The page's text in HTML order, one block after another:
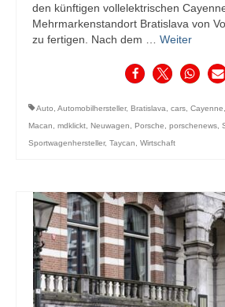
den künftigen vollelektrischen
Mehrmarkenstandort Bratislava von
zu fertigen. Nach dem … Weiter
Auto, Automobilhersteller, Bratislava, cars, Cayenne,
Macan, mdklickt, Neuwagen, Porsche, porschenews,
Sportwagenhersteller, Taycan, Wirtschaft